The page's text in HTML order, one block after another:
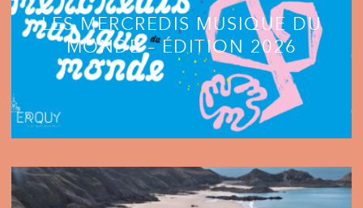
LES MERCREDIS MUSIQUE DU
MONDE – ÉDITION 2026